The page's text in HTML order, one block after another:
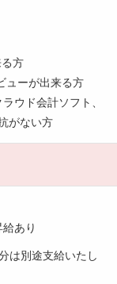
方
ューが出来る方
ウド会計ソフト、
がない方
あり
は別途支給いたし